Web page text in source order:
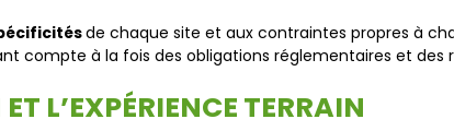
de chaque site et aux contraintes propres à
compte à la fois des obligations réglementaires et des
L’EXPÉRIENCE TERRAIN